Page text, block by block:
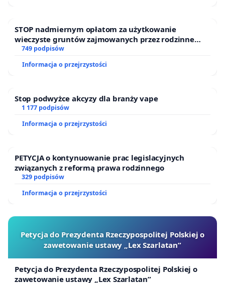
STOP nadmiernym opłatom za użytkowanie
wieczyste gruntów zajmowanych przez rodzinne
ogrody działkowe.
749 podpisów
Informacja o przejrzystości
Stop podwyżce akcyzy dla branży vape
1 177 podpisów
Informacja o przejrzystości
PETYCJA o kontynuowanie prac legislacyjnych
związanych z reformą prawa rodzinnego
329 podpisów
Informacja o przejrzystości
Petycja do Prezydenta Rzeczypospolitej Polskiej o
zawetowanie ustawy „Lex Szarlatan”
Petycja do Prezydenta Rzeczypospolitej Polskiej o
zawetowanie ustawy „Lex Szarlatan”